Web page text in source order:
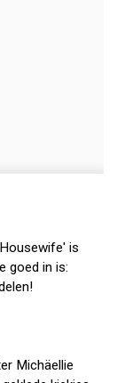
is
goed in is:
Michäellie